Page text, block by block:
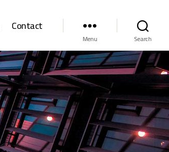
Contact
Menu Search